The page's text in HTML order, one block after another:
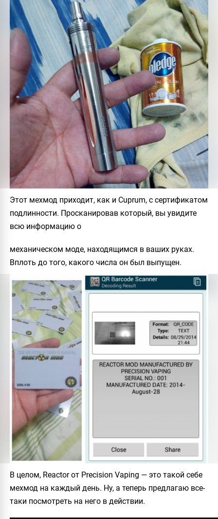
Этот мехмод приходит, как и Cuprum, с сертификатом
подлинности. Просканировав который, вы увидите
всю информацию о
механическом моде, находящимся в ваших руках.
Вплоть до того, какого числа он был выпущен.
В целом, Reactorот Precision Vaping — это такой себе
мехмод на каждый день. Ну, а теперь предлагаю все-
таки посмотреть на него в действии.